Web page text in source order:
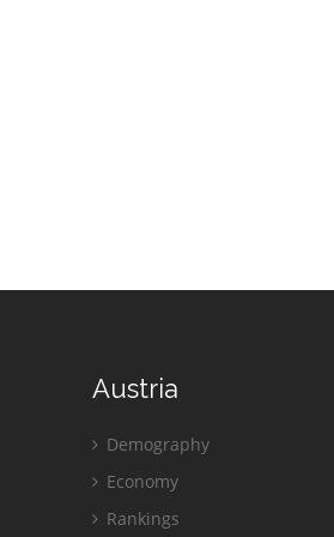
Austria
Demography
Economy
Rankings